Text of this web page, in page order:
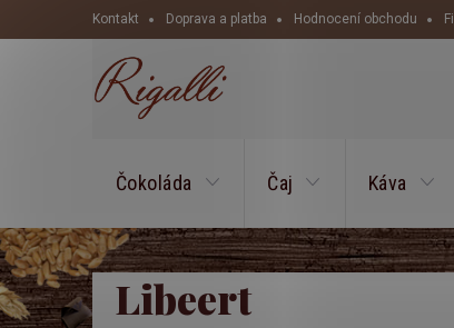
na
Kontakt Doprava a platba Hodnocení obchodu
Čokoláda Čaj Káva
Libeert